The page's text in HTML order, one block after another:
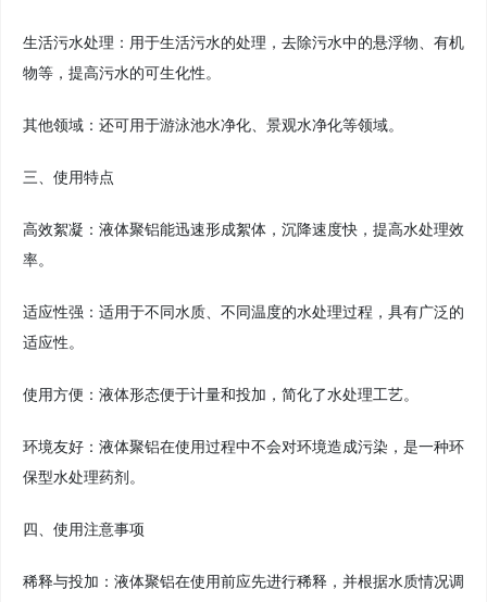
生活污水处理：用于生活污水的处理，去除污水中的悬浮物、有机
物等，提高污水的可生化性。
其他领域：还可用于游泳池水净化、景观水净化等领域。
三、使用特点
高效絮凝：液体聚铝能迅速形成絮体，沉降速度快，提高水处理效
率。
适应性强：适用于不同水质、不同温度的水处理过程，具有广泛的
适应性。
使用方便：液体形态便于计量和投加，简化了水处理工艺。
环境友好：液体聚铝在使用过程中不会对环境造成污染，是一种环
保型水处理药剂。
四、使用注意事项
稀释与投加：液体聚铝在使用前应先进行稀释，并根据水质情况调